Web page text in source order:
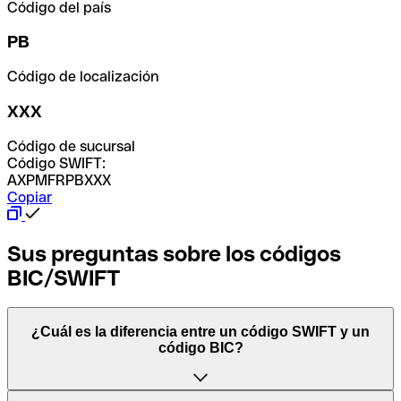
Código del país
PB
Código de localización
XXX
Código de sucursal
Código SWIFT:
AXPMFRPBXXX
Copiar
Sus preguntas sobre los códigos
BIC/SWIFT
¿Cuál es la diferencia entre un código SWIFT y un
código BIC?